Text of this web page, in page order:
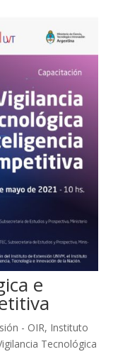
e
- OIR, Instituto
Tecnológica